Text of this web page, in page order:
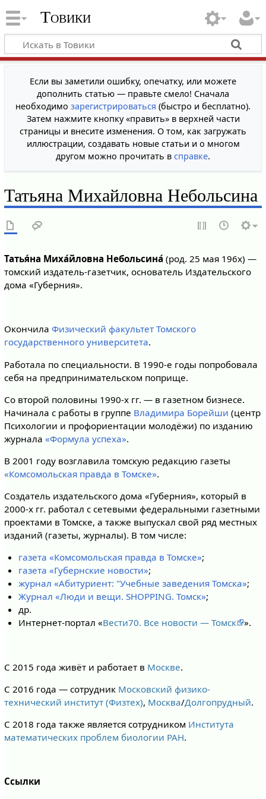
Товики
Если вы заметили ошибку, опечатку, или можете
дополнить статью — правьте смело! Сначала
необходимо зарегистрироваться (быстро и бесплатно).
Затем нажмите кнопку «править» в верхней части
страницы и внесите изменения. О том, как загружать
иллюстрации, создавать новые статьи и о многом
другом можно прочитать в справке.
Татьяна Михайловна Небольсина
Татья́на Миха́йловна Небольсина́ (род. 25 мая 196х) —
томский издатель-газетчик, основатель Издательского
дома «Губерния».
Окончила Физический факультет Томского
государственного университета.
Работала по специальности. В 1990-е годы попробовала
себя на предпринимательском поприще.
Со второй половины 1990-х гг. — в газетном бизнесе.
Начинала с работы в группе Владимира Борейши (центр
Психологии и профориентации молодёжи) по изданию
журнала «Формула успеха».
В 2001 году возглавила томскую редакцию газеты
«Комсомольская правда в Томске».
Создатель издательского дома «Губерния», который в
2000-х гг. работал с сетевыми федеральными газетными
проектами в Томске, а также выпускал свой ряд местных
изданий (газеты, журналы). В том числе:
газета «Комсомольская правда в Томске»;
газета «Губернские новости»;
журнал «Абитуриент: "Учебные заведения Томска»;
Журнал «Люди и вещи. SHOPPING. Томск»;
др.
Интернет-портал «Вести70. Все новости — Томск ».
С 2015 года живёт и работает в Москве.
С 2016 года — сотрудник Московский физико-
технический институт (Физтех), Москва/Долгопрудный.
С 2018 года также является сотрудником Института
математических проблем биологии РАН.
Ссылки